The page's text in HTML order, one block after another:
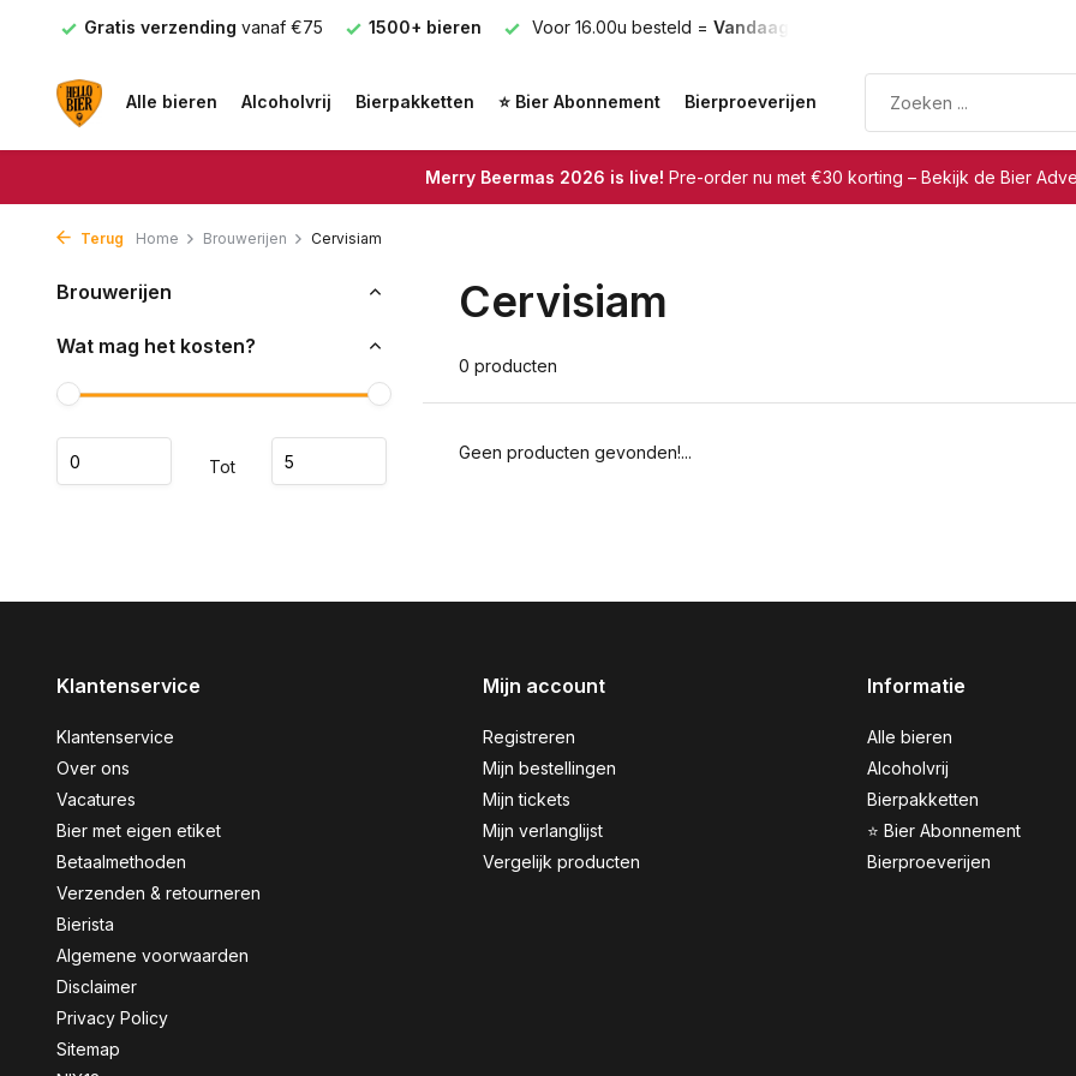
Gratis verzending vanaf €75 1500+ bieren Voor 16.00u besteld = Vandaag verzonden
Alle bieren Alcoholvrij Bierpakketten ⭐ Bier Abonnement Bierproeverijen
Merry Beermas 2026 is live! Pre-order nu met €30 korting – Bekijk de Bier
Terug Home Brouwerijen Cervisiam
Brouwerijen
Wat mag het kosten?
Tot
Cervisiam
0 producten
Geen producten gevonden!...
Klantenservice
Klantenservice
Over ons
Vacatures
Bier met eigen etiket
Betaalmethoden
Verzenden & retourneren
Bierista
Algemene voorwaarden
Disclaimer
Privacy Policy
Sitemap
Mijn account
Registreren
Mijn bestellingen
Mijn tickets
Mijn verlanglijst
Vergelijk producten
Informatie
Alle bieren
Alcoholvrij
Bierpakketten
⭐ Bier Abonnement
Bierproeverijen